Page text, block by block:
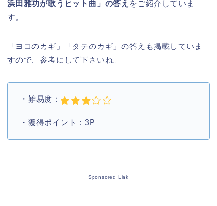
浜田雅功が歌うヒット曲」の答え をご紹介していま
す。
「ヨコのカギ」「タテのカギ」の答えも掲載していま
すので、参考にして下さいね。
・難易度：
・獲得ポイント：3P
Sponsored Link